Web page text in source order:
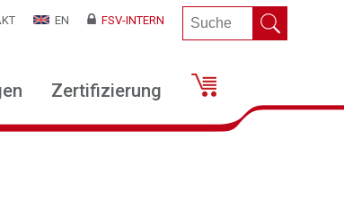
EN FSV-INTERN
Zertifizierung